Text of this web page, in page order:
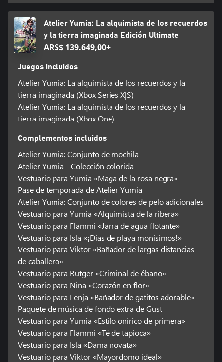
Atelier Yumia: La alquimista de los recuerdos
y la tierra imaginada Edición Ultimate
ARS$ 139.649,00+
Juegos incluidos
Atelier Yumia: La alquimista de los recuerdos y la
tierra imaginada (Xbox Series X|S)
Atelier Yumia: La alquimista de los recuerdos y la
tierra imaginada (Xbox One)
Complementos incluidos
Atelier Yumia: Conjunto de mochila
Atelier Yumia - Colección colorida
Vestuario para Yumia «Maga de la rosa negra»
Pase de temporada de Atelier Yumia
Atelier Yumia: Conjunto de colores de pelo adicionales
Vestuario para Yumia «Alquimista de la ribera»
Vestuario para Flammi «Jarra de agua flotante»
Vestuario para Isla «¡Días de playa monísimos!»
Vestuario para Viktor «Bañador de largas distancias
de caballero»
Vestuario para Rutger «Criminal de ébano»
Vestuario para Nina «Corazón en flor»
Vestuario para Lenja «Bañador de gatitos adorable»
Paquete de música de fondo extra de Gust
Vestuario para Yumia «Estilo onírico de primera»
Vestuario para Flammi «Té de tapioca»
Vestuario para Isla «Dama novata»
Vestuario para Viktor «Mayordomo ideal»